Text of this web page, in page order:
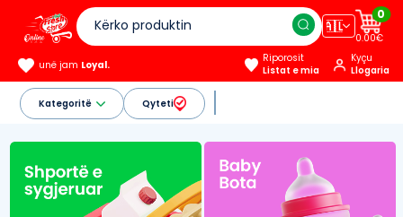
🇦🇱
0
0.00€
unë jam Loyal.
Riporosit
Listat e mia
Kyçu
Llogaria
Kategoritë Qyteti